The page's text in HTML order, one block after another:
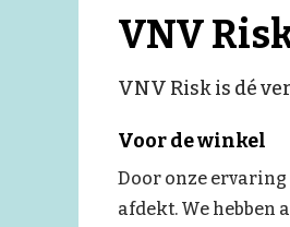
VNV
VNV Risk is dé
Voor de winkel
Door onze
afdekt. We hebben